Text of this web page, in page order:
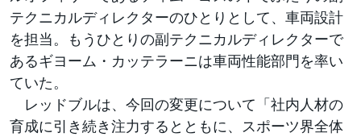
テクニカルディレクターのひとりとして、車両設計
を担当。もうひとりの副テクニカルディレクターで
あるギヨーム・カッテラーニは車両性能部門を率い
ていた。
レッドブルは、今回の変更について「社内人材の
育成に引き続き注力するとともに、スポーツ界全体